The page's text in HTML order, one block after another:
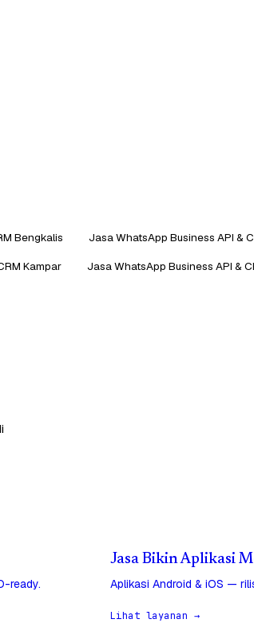
Bengkalis Jasa WhatsApp Business API &
Kampar
Jasa WhatsApp Business API &
ready.
Jasa Bikin Aplikasi
Aplikasi Android & iOS —
Lihat layanan →